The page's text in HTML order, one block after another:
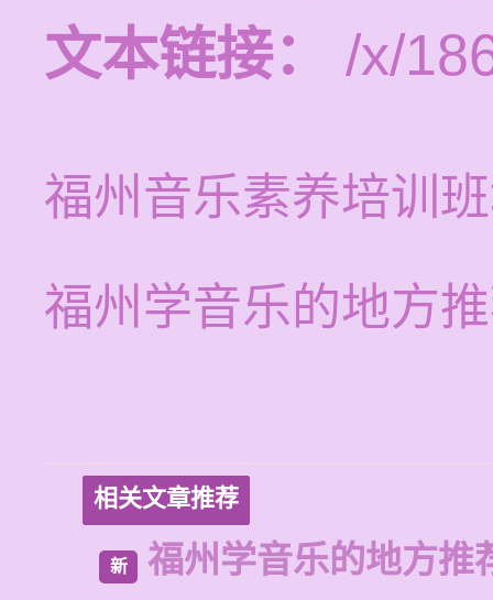
文本链接：
/x/
福州音乐素养培训
福州学音乐的地方
相关文章推荐
新 福州学音乐的地方推